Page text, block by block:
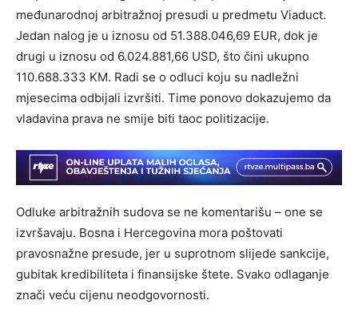
međunarodnoj arbitražnoj presudi u predmetu Viaduct.
Jedan nalog je u iznosu od 51.388.046,69 EUR, dok je
drugi u iznosu od 6.024.881,66 USD, što čini ukupno
110.688.333 KM. Radi se o odluci koju su nadležni
mjesecima odbijali izvršiti. Time ponovo dokazujemo da
vladavina prava ne smije biti taoc politizacije.
Odluke arbitražnih sudova se ne komentarišu – one se
izvršavaju. Bosna i Hercegovina mora poštovati
pravosnažne presude, jer u suprotnom slijede sankcije,
gubitak kredibiliteta i finansijske štete. Svako odlaganje
znači veću cijenu neodgovornosti.